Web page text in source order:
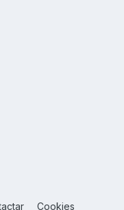
Cookies